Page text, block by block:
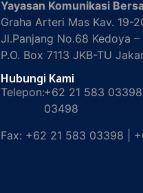
Yayasan Komunikasi
Graha Arteri Mas Kav. 19-
Jl.Panjang No.68 Kedoya
P.O. Box 7113 JKB-TU
Hubungi Kami
Telepon:+62 21 583
03498
Fax: +62 21 583 03398 |